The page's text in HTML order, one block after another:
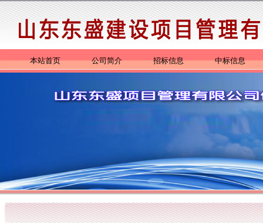
本站首页 公司简介 招标信息 中标信息